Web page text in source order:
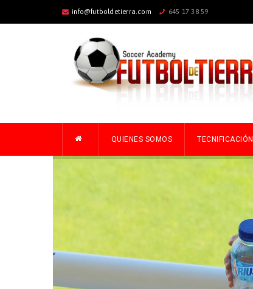
info@futboldetierra.com 645 17 38 59
QUIENES SOMOS TECNIFICACIÓN